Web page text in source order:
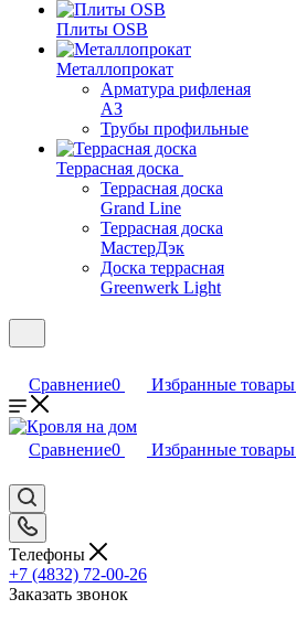
Плиты OSB
Металлопрокат
Арматура рифленая
АЗ
Трубы профильные
Террасная доска
Террасная доска
Grand Line
Террасная доска
МастерДэк
Доска террасная
Greenwerk Light
Сравнение0 Избранные товары
Сравнение0 Избранные товары
Телефоны
+7 (4832) 72-00-26
Заказать звонок